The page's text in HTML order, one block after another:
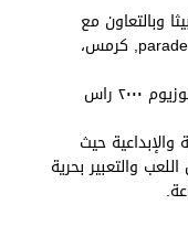
وبالتعاون مع
جمعية المرأة الدرزية نشاطا ترفيهيا يتضمن parade, كرمس،
وذلك نهار الأحد الموافق ١٦/٩/٢٠١٨ في سمبوزيوم ٢٠٠٠ راس
حيث
والتعبير بحرية